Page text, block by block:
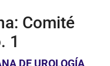
Comité
1
DE UROLOGÍA